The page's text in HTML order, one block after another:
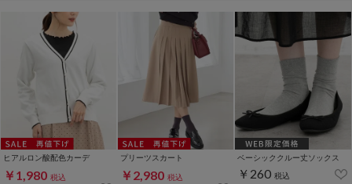
ヒアルロン酸配色カーデ
￥1,980 税込
プリーツスカート
￥2,980 税込
ベーシッククルー丈ソックス
￥260 税込